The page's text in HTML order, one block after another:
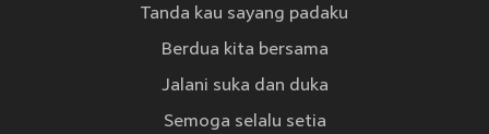
Tanda kau sayang padaku
Berdua kita bersama
Jalani suka dan duka
Semoga selalu setia